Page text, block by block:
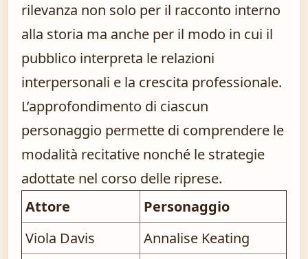
rilevanza non solo per il racconto interno
alla storia ma anche per il modo in cui il
pubblico interpreta le relazioni
interpersonali e la crescita professionale.
L’approfondimento di ciascun
personaggio permette di comprendere le
modalità recitative nonché le strategie
adottate nel corso delle riprese.
Attore
Personaggio
Viola Davis
Annalise Keating